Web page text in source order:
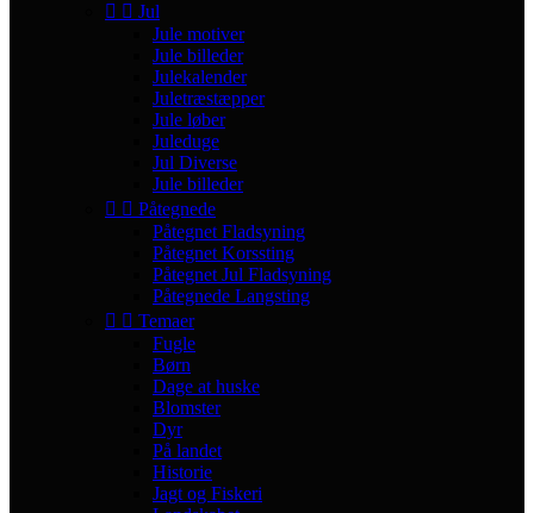
  Jul
Jule motiver
Jule billeder
Julekalender
Juletræstæpper
Jule løber
Juleduge
Jul Diverse
Jule billeder
  Påtegnede
Påtegnet Fladsyning
Påtegnet Korssting
Påtegnet Jul Fladsyning
Påtegnede Langsting
  Temaer
Fugle
Børn
Dage at huske
Blomster
Dyr
På landet
Historie
Jagt og Fiskeri